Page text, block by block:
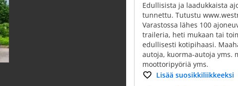
Edullisista ja laadukkaista
tunnettu. Tutustu
Varastossa lähes 100
traileria, heti mukaan tai
edullisesti kotipihaasi.
autoja, kuorma-autoja yms.
moottoripyöriä yms.
Lisää suosikkiliikkeeksi